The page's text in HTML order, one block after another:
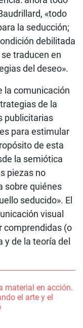
«todo
la seducción;
debilitada
traducen en
del deseo».
la comunicación
de la
publicitarias
para estimular
de esta
la semiótica
piezas no
sobre quiénes
seducido». El
visual
comprendidas (o
y de la teoría del
material en acción.
el arte y el